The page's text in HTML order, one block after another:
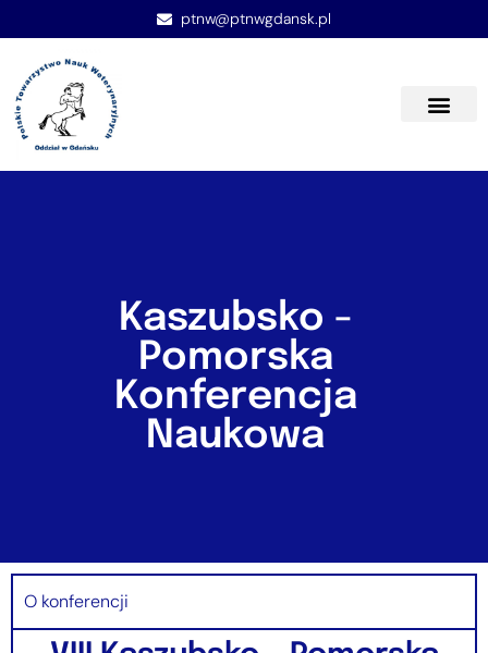
ptnw@ptnwgdansk.pl
Kaszubsko -
Pomorska
Konferencja
Naukowa
O konferencji